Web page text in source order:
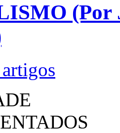
(Por